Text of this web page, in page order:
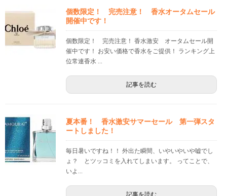
個数限定！ 完売注意！ 香水オータムセール
開催中です！
個数限定！ 完売注意！ 香水激安 オータムセール開
催中です！ お安い価格で香水をご提供！ ランキング上
位常連香水 ...
記事を読む
夏本番！ 香水激安サマーセール 第一弾スタ
ートしました！
毎日暑いですね！！ 外出た瞬間、いやいやいや嘘でし
ょ？ とツッコミを入れてしまいます。 ってことで、
いよ...